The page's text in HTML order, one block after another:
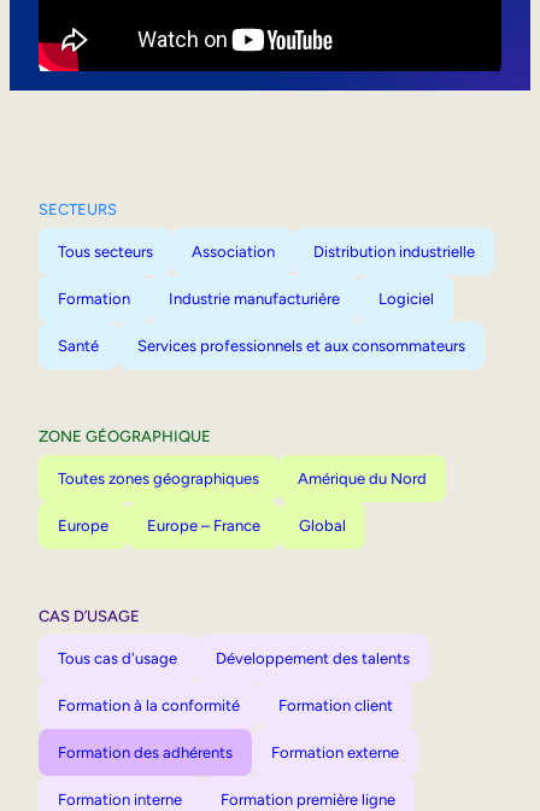
SECTEURS
Tous secteurs Association Distribution industrielle
Formation Industrie manufacturière Logiciel
Santé Services professionnels et aux consommateurs
ZONE GÉOGRAPHIQUE
Toutes zones géographiques Amérique du Nord
Europe Europe – France Global
CAS D’USAGE
Tous cas d'usage Développement des talents
Formation à la conformité Formation client
Formation des adhérents Formation externe
Formation interne Formation première ligne